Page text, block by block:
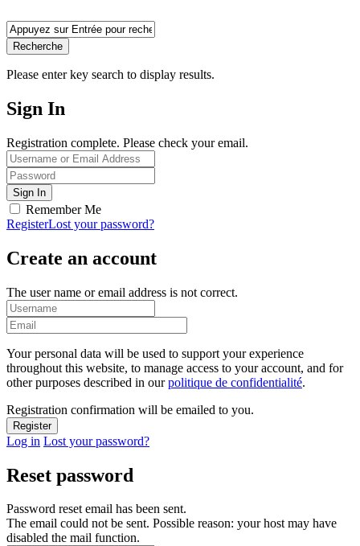
Recherche
Please enter key search to display results.
Sign In
Registration complete. Please check your email.
Remember Me
RegisterLost your password?
Create an account
The user name or email address is not correct.
Your personal data will be used to support your experience
throughout this website, to manage access to your account, and for
other purposes described in ourpolitique de confidentialité.
Registration confirmation will be emailed to you.
Log in Lost your password?
Reset password
Password reset email has been sent.
The email could not be sent. Possible reason: your host may have
disabled the mail function.